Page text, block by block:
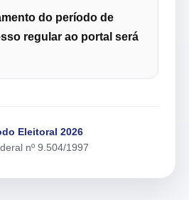
do período de
regular ao portal será
Eleitoral 2026
nº 9.504/1997